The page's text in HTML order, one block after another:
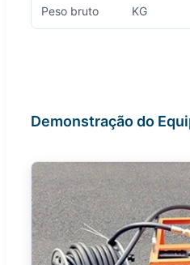
Peso bruto KG
Demonstração do